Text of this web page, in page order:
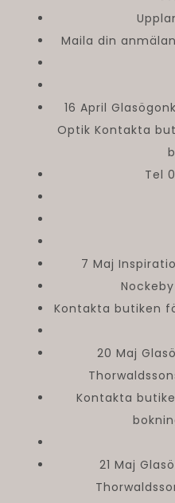
Maila din
16 April
Optik Kontakta
Tel
7 Maj
Kontakta butiken
20 Maj
Kontakta
21 Maj